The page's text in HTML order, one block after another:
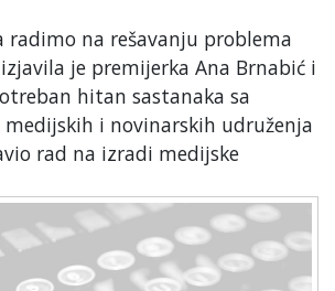
radimo na rešavanju problema
je premijerka Ana Brnabić i
hitan sastanaka sa
i novinarskih udruženja
rad na izradi medijske